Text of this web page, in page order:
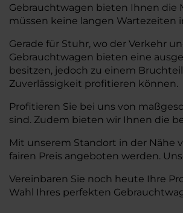
Gebrauchtwagen bieten Ihnen die
müssen keine langen Wartezeiten
Gerade für Stuhr, wo der Verkehr
Gebrauchtwagen bieten eine
besitzen, jedoch zu einem
Zuverlässigkeit profitieren können.
Profitieren Sie bei uns von
sind. Zudem bieten wir Ihnen die
Mit unserem Standort in der Nähe
fairen Preis angeboten werden.
Vereinbaren Sie noch heute Ihre
Wahl Ihres perfekten